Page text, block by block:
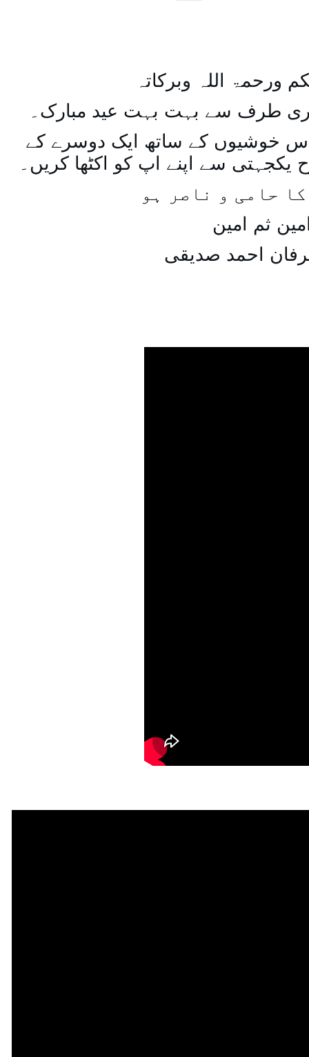
ورحمۃ اللہ وبرکاتہ
طرف سے بہت بہت عید مبارک۔
خوشیوں کے ساتھ ایک دوسرے کے
سے اپنے اپ کو اکٹھا کریں۔
حامی و ناصر ہو
ثم امین
احمد صدیقی